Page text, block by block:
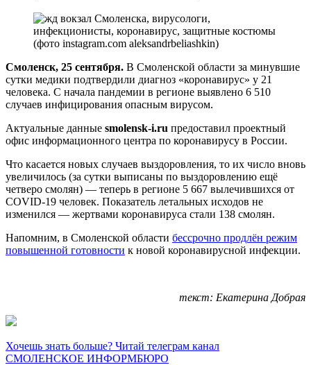
Смоленск, 25 сентября. В Смоленской области за минувшие
сутки медики подтвердили диагноз «коронавирус» у 21
человека. С начала пандемии в регионе выявлено 6 510
случаев инфицирования опасным вирусом.
Актуальные данные smolensk-i.ru предоставил проектный
офис информационного центра по коронавирусу в России.
Что касается новых случаев выздоровления, то их число вновь
увеличилось (за сутки выписаны по выздоровлению ещё
четверо смолян) — теперь в регионе 5 667 вылечившихся от
COVID-19 человек. Показатель летальных исходов не
изменился — жертвами коронавируса стали 138 смолян.
Напомним, в Смоленской области бессрочно продлён режим
повышенной готовности к новой коронавирусной инфекции.
текст: Екатерина Добрая
Хочешь знать больше? Читай телеграм канал
СМОЛЕНСКОЕ ИНФОРМБЮРО